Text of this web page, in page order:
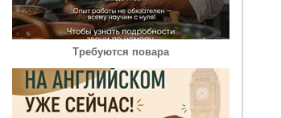
Требуются повара